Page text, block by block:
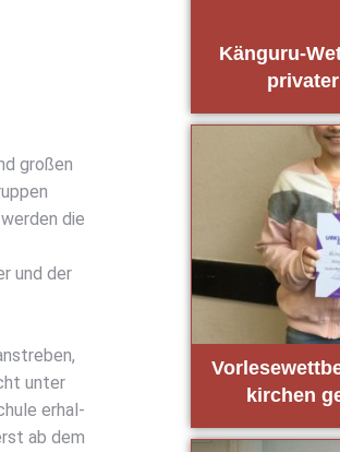
gro­ßen
die
und der
unter
erhal­
ab dem
Kän­gu­ru-
kir­chen